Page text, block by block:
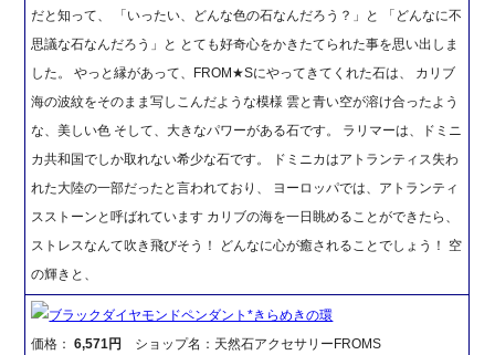
だと知って、 「いったい、どんな色の石なんだろう？」と 「どんなに不
思議な石なんだろう」と とても好奇心をかきたてられた事を思い出しま
した。 やっと縁があって、FROM★Sにやってきてくれた石は、 カリブ
海の波紋をそのまま写しこんだような模様 雲と青い空が溶け合ったよう
な、美しい色 そして、大きなパワーがある石です。 ラリマーは、ドミニ
カ共和国でしか取れない希少な石です。 ドミニカはアトランティス失わ
れた大陸の一部だったと言われており、 ヨーロッパでは、アトランティ
スストーンと呼ばれています カリブの海を一日眺めることができたら、
ストレスなんて吹き飛びそう！ どんなに心が癒されることでしょう！ 空
の輝きと、
ブラックダイヤモンドペンダント*きらめきの環
価格：6,571円 ショップ名：天然石アクセサリーFROMS